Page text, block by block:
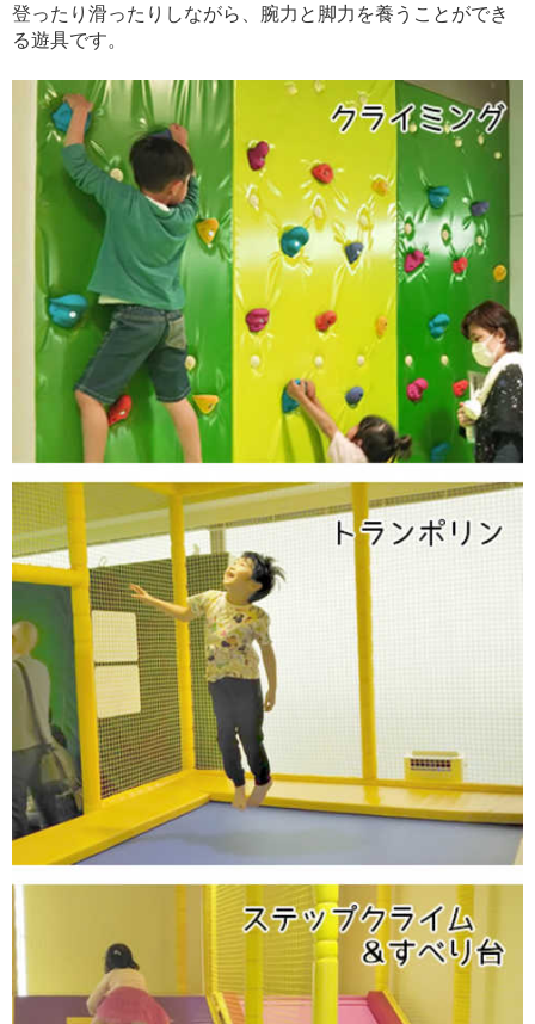
登ったり滑ったりしながら、腕力と脚力を養うことができ
る遊具です。